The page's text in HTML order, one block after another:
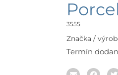
3555
Značka /
Termín